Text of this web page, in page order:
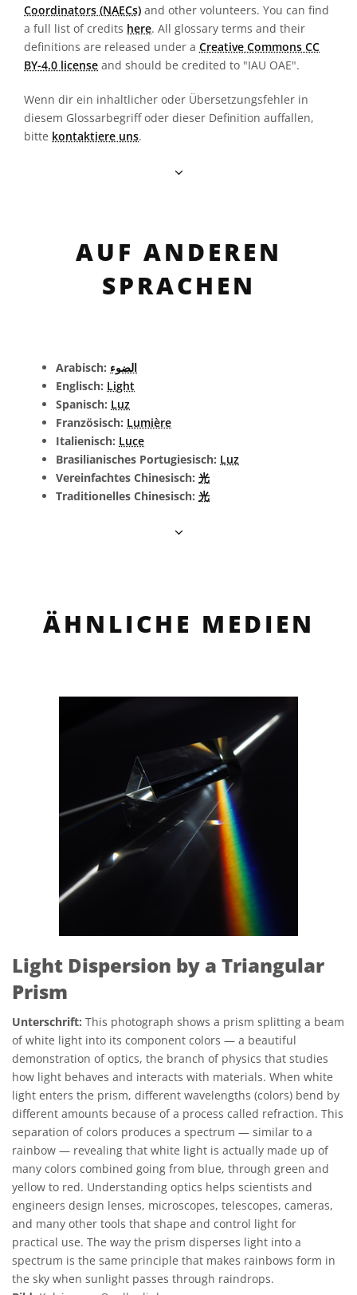
Coordinators (NAECs) and other volunteers. You can find
a full list of credits here. All glossary terms and their
definitions are released under a Creative Commons CC
BY-4.0 license and should be credited to "IAU OAE".
Wenn dir ein inhaltlicher oder Übersetzungsfehler in
diesem Glossarbegriff oder dieser Definition auffallen,
bitte kontaktiere uns.
AUF ANDEREN
SPRACHEN
Arabisch: الضوء
Englisch: Light
Spanisch: Luz
Französisch: Lumière
Italienisch: Luce
Brasilianisches Portugiesisch: Luz
Vereinfachtes Chinesisch: 光
Traditionelles Chinesisch: 光
ÄHNLICHE MEDIEN
Light Dispersion by a Triangular
Prism
Unterschrift: This photograph shows a prism splitting a beam
of white light into its component colors — a beautiful
demonstration of optics, the branch of physics that studies
how light behaves and interacts with materials. When white
light enters the prism, different wavelengths (colors) bend by
different amounts because of a process called refraction. This
separation of colors produces a spectrum — similar to a
rainbow — revealing that white light is actually made up of
many colors combined going from blue, through green and
yellow to red. Understanding optics helps scientists and
engineers design lenses, microscopes, telescopes, cameras,
and many other tools that shape and control light for
practical use. The way the prism disperses light into a
spectrum is the same principle that makes rainbows form in
the sky when sunlight passes through raindrops.